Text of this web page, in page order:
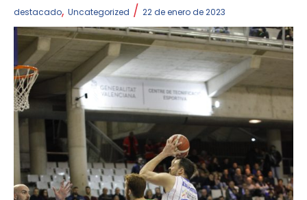
destacado, Uncategorized / 22 de enero de 2023